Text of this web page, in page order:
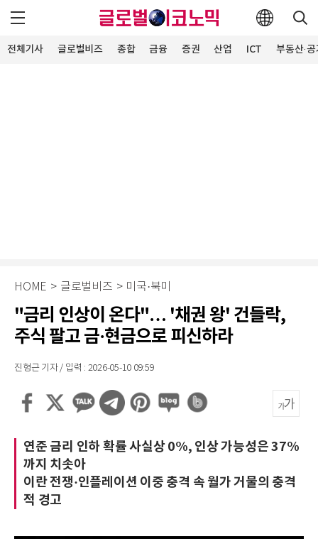
전체기사 글로벌비즈 종합 금융 증권 산업 ICT 부동산·
HOME > 글로벌비즈 > 미국·북미
"금리 인상이 온다"… '채권 왕' 건들락,
주식 팔고 금·현금으로 피신하라
진형근 기자 / 입력 : 2026-05-10 09:59
연준 금리 인하 확률 사실상 0%, 인상 가능성은 37%
까지 치솟아
이란 전쟁·인플레이션 이중 충격 속 월가 거물의 충격
적 경고